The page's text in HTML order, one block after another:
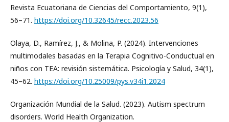
Revista Ecuatoriana de Ciencias del Comportamiento, 9(1),
56–71. https://doi.org/10.32645/recc.2023.56
Olaya, D., Ramírez, J., & Molina, P. (2024). Intervenciones
multimodales basadas en la Terapia Cognitivo-Conductual en
niños con TEA: revisión sistemática. Psicología y Salud, 34(1),
45–62. https://doi.org/10.25009/pys.v34i1.2024
Organización Mundial de la Salud. (2023). Autism spectrum
disorders. World Health Organization.